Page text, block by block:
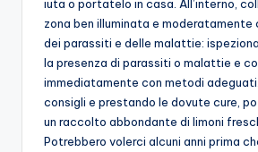
iuta o portatelo in casa. All’interno,
zona ben illuminata e moderatamente
dei parassiti e delle malattie:
la presenza di parassiti o malattie e
immediatamente con metodi
consigli e prestando le dovute cure,
un raccolto abbondante di limoni
Potrebbero volerci alcuni anni prima